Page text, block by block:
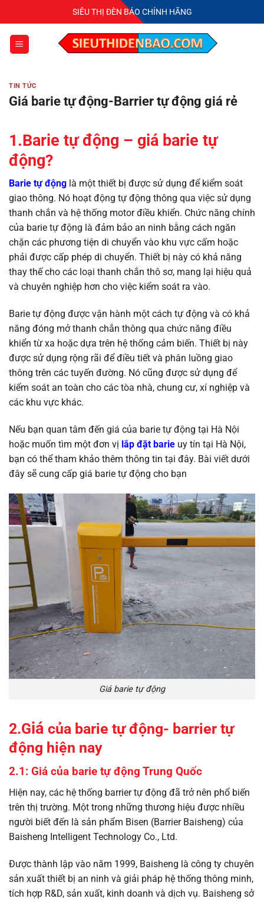
qua
nội
dung
SIÊU THỊ ĐÈN BÁO CHÍNH HÃNG
TIN TỨC
Giá barie tự động-Barrier tự động giá rẻ
1.Barie tự động – giá barie tự
động?
Barie tự động là một thiết bị được sử dụng để kiểm soát
giao thông. Nó hoạt động tự động thông qua việc sử dụng
thanh chắn và hệ thống motor điều khiển. Chức năng chính
của barie tự động là đảm bảo an ninh bằng cách ngăn
chặn các phương tiện di chuyển vào khu vực cấm hoặc
phải được cấp phép di chuyển. Thiết bị này có khả năng
thay thế cho các loại thanh chắn thô sơ, mang lại hiệu quả
và chuyên nghiệp hơn cho việc kiểm soát ra vào.
Barie tự động được vận hành một cách tự động và có khả
năng đóng mở thanh chắn thông qua chức năng điều
khiển từ xa hoặc dựa trên hệ thống cảm biến. Thiết bị này
được sử dụng rộng rãi để điều tiết và phân luồng giao
thông trên các tuyến đường. Nó cũng được sử dụng để
kiểm soát an toàn cho các tòa nhà, chung cư, xí nghiệp và
các khu vực khác.
Nếu bạn quan tâm đến giá của barie tự động tại Hà Nội
hoặc muốn tìm một đơn vị lắp đặt barie uy tín tại Hà Nội,
bạn có thể tham khảo thêm thông tin tại đây. Bài viết dưới
đây sẽ cung cấp giá barie tự động cho bạn
Giá barie tự động
2.Giá của barie tự động- barrier tự
động hiện nay
2.1: Giá của barie tự động Trung Quốc
Hiện nay, các hệ thống barrier tự động đã trở nên phổ biến
trên thị trường. Một trong những thương hiệu được nhiều
người biết đến là sản phẩm Bisen (Barrier Baisheng) của
Baisheng Intelligent Technology Co., Ltd.
Được thành lập vào năm 1999, Baisheng là công ty chuyên
sản xuất thiết bị an ninh và giải pháp hệ thống thông minh,
tích hợp R&D, sản xuất, kinh doanh và dịch vụ. Baisheng sở